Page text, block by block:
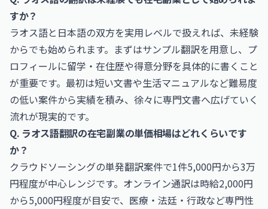
すか？
ラオス語と日本語の双方を実用レベルで扱えれば、未経験
からでも始められます。まずはサンプル翻訳を用意し、プ
ロフィールに留学・在住歴や得意分野を具体的に書くこと
が重要です。最初は短い文書や生活マニュアルなど難易度
の低い案件から実績を積み、徐々に専門文書へ広げていく
流れが現実的です。
Q. ラオス語翻訳の在宅副業の単価相場はどれくらいです
か？
クラウドソーシングの単発翻訳案件で1件5,000円から3万
円程度が中心レンジです。オンライン通訳は時給2,000円
から5,000円程度が目安で、医療・法廷・行政など専門性